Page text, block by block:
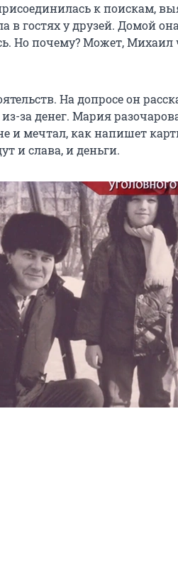
к поискам,
гостях у друзей. Домой
Но почему? Может, Михаил
На допросе он
за денег. Мария
и мечтал, как напишет
и слава, и деньги.